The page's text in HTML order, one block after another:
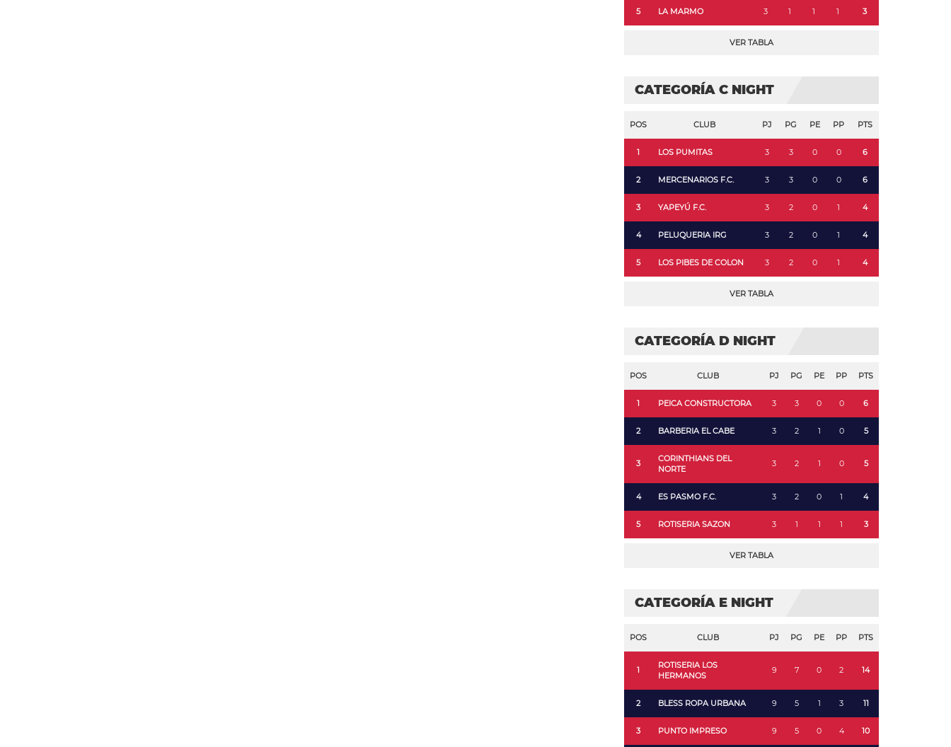
5 LA MARMO 3 1 1 1 3
VER TABLA
CATEGORÍA C NIGHT
POS CLUB PJ PG PE PP PTS
1 LOS PUMITAS 3 3 0 0 6
2 MERCENARIOS F.C. 3 3 0 0 6
3 YAPEYÚ F.C. 3 2 0 1 4
4 PELUQUERIA IRG 3 2 0 1 4
5 LOS PIBES DE COLON 3 2 0 1 4
VER TABLA
CATEGORÍA D NIGHT
POS CLUB PJ PG PE PP PTS
1 PEICA CONSTRUCTORA 3 3 0 0 6
2 BARBERIA EL CABE 3 2 1 0 5
3
CORINTHIANS DEL
NORTE
3 2 1 0 5
4 ES PASMO F.C. 3 2 0 1 4
5 ROTISERIA SAZON 3 1 1 1 3
VER TABLA
CATEGORÍA E NIGHT
POS CLUB PJ PG PE PP PTS
1
ROTISERIA LOS
HERMANOS
9 7 0 2 14
2 BLESS ROPA URBANA 9 5 1 3 11
3 PUNTO IMPRESO 9 5 0 4 10